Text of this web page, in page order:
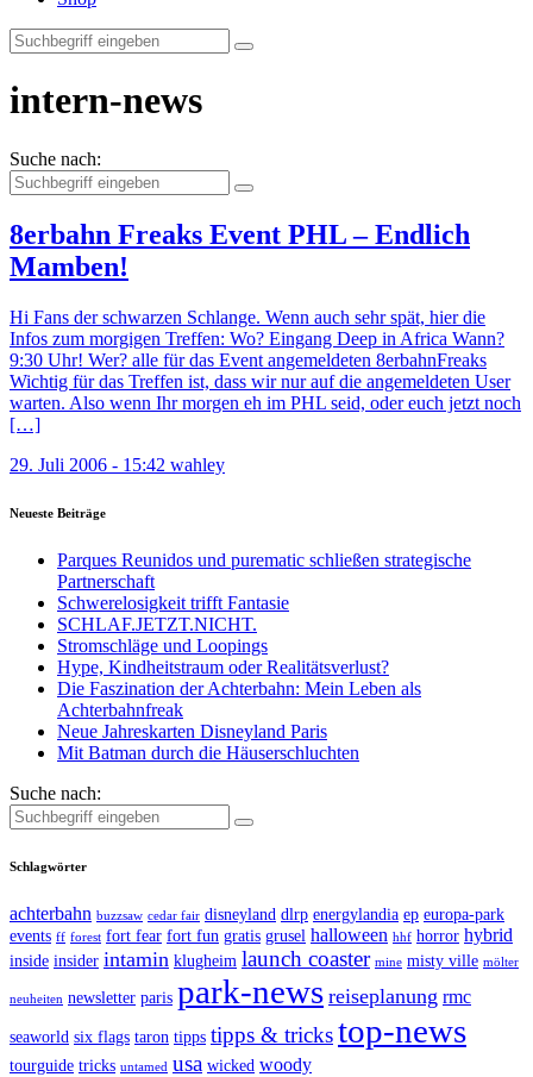
intern-news
Suche nach:
8erbahn Freaks Event PHL – Endlich
Mamben!
Hi Fans der schwarzen Schlange. Wenn auch sehr spät, hier die
Infos zum morgigen Treffen: Wo? Eingang Deep in Africa Wann?
9:30 Uhr! Wer? alle für das Event angemeldeten 8erbahnFreaks
Wichtig für das Treffen ist, dass wir nur auf die angemeldeten User
warten. Also wenn Ihr morgen eh im PHL seid, oder euch jetzt noch
[…]
29. Juli 2006 - 15:42 wahley
Neueste Beiträge
Parques Reunidos und purematic schließen strategische
Partnerschaft
Schwerelosigkeit trifft Fantasie
SCHLAF.JETZT.NICHT.
Stromschläge und Loopings
Hype, Kindheitstraum oder Realitätsverlust?
Die Faszination der Achterbahn: Mein Leben als
Achterbahnfreak
Neue Jahreskarten Disneyland Paris
Mit Batman durch die Häuserschluchten
Suche nach:
Schlagwörter
achterbahn buzzsaw cedar fair disneyland dlrp energylandia ep europa-park
events ff forest fort fear fort fun gratis grusel halloween hhf horror hybrid
inside insider intamin klugheim launch coaster mine misty ville mölter
neuheiten newsletter paris park-news reiseplanung rmc
seaworld six flags taron tipps tipps & trickstop-news
tourguide tricks untamed usa wicked woody